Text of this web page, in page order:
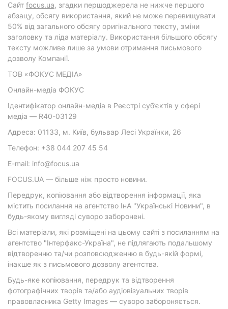
Cайт focus.ua, згадки першоджерела не нижче першого
абзацу, обсягу використання, який не може перевищувати
50% від загального обсягу оригінального тексту, зміни
заголовку та ліда матеріалу. Використання більшого обсягу
тексту можливе лише за умови отримання письмового
дозволу Компанії.
ТОВ «ФОКУС МЕДІА»
Онлайн-медіа ФОКУС
Ідентифікатор онлайн-медіа в Реєстрі суб’єктів у сфері
медіа — R40-03129
Адреса: 01133, м. Київ, бульвар Лесі Українки, 26
Телефон: +38 044 207 45 54
E-mail: info@focus.ua
FOCUS.UA — більше ніж просто новини.
Передрук, копіювання або відтворення інформації, яка
містить посилання на агентство ІнА "Українські Новини", в
будь-якому вигляді суворо заборонені.
Всі матеріали, які розміщені на цьому сайті з посиланням на
агентство "Інтерфакс-Україна", не підлягають подальшому
відтворенню та/чи розповсюдженню в будь-якій формі,
інакше як з письмового дозволу агентства.
Будь-яке копіювання, передрук та відтворення
фотографічних творів та/або аудіовізуальних творів
правовласника Getty Images — суворо забороняється.